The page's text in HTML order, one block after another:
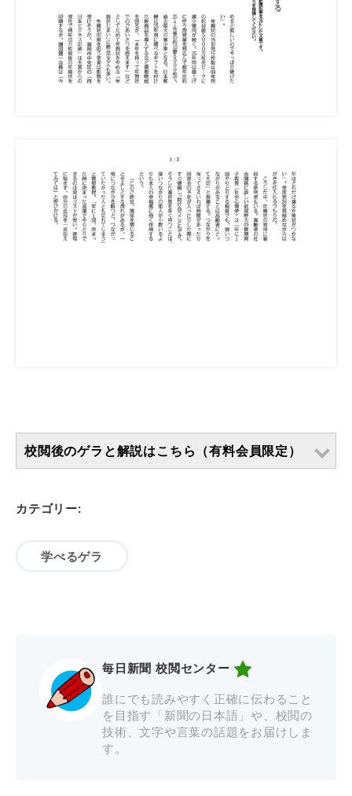
校閲後のゲラと解説はこちら（有料会員限定）
カテゴリー:
学べるゲラ
毎日新聞 校閲センター
誰にでも読みやすく正確に伝わること
を目指す「新聞の日本語」や、校閲の
技術、文字や言葉の話題をお届けしま
す。